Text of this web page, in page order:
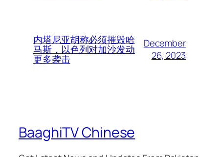
内塔尼亚胡称必须摧毁哈
马斯，以色列对加沙发动
更多袭击
December
26, 2023
BaaghiTV Chinese